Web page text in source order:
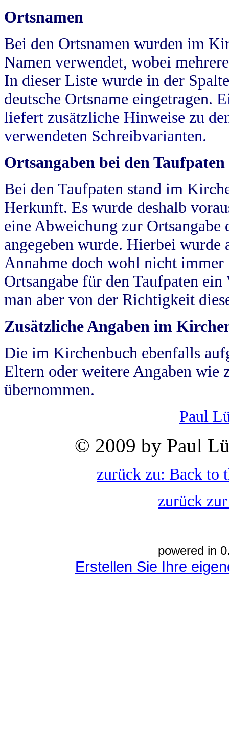
Ortsnamen
Bei den Ortsnamen wurden im
Namen verwendet, wobei
In dieser Liste wurde in der
deutsche Ortsname eingetragen.
liefert zusätzliche Hinweise zu
verwendeten Schreibvarianten.
Ortsangaben bei den Taufpaten
Bei den Taufpaten stand im
Herkunft. Es wurde deshalb
eine Abweichung zur
angegeben wurde. Hierbei wurde
Annahme doch wohl nicht
Ortsangabe für den Taufpaten
man aber von der Richtigkeit
Zusätzliche Angaben im
Die im Kirchenbuch ebenfalls
Eltern oder weitere Angaben wie
übernommen.
Paul
© 2009 by Paul
zurück zu: Back to
zurück
powered in
Erstellen Sie Ihre